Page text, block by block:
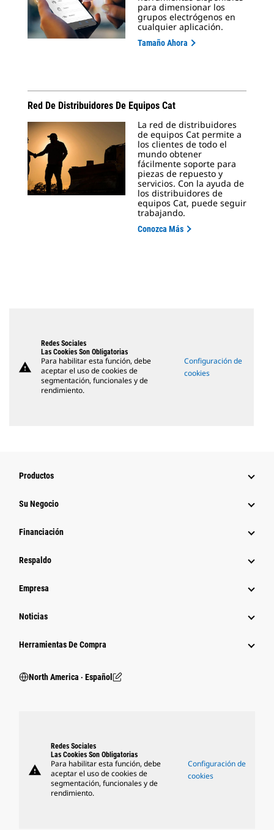
para dimensionar los
grupos electrógenos en
cualquier aplicación.
Tamaño Ahora
Red De Distribuidores De Equipos Cat
La red de distribuidores
de equipos Cat permite a
los clientes de todo el
mundo obtener
fácilmente soporte para
piezas de repuesto y
servicios. Con la ayuda de
los distribuidores de
equipos Cat, puede seguir
trabajando.
Conozca Más
warning
Redes Sociales
Las Cookies Son Obligatorias
Para habilitar esta función, debe
aceptar el uso de cookies de
segmentación, funcionales y de
rendimiento.
Configuración de
cookies
Productos
Su Negocio
Financiación
Respaldo
Empresa
Noticias
Herramientas De Compra
North America ‧ Español
warning
Redes Sociales
Las Cookies Son Obligatorias
Para habilitar esta función, debe
aceptar el uso de cookies de
segmentación, funcionales y de
rendimiento.
Configuración de
cookies